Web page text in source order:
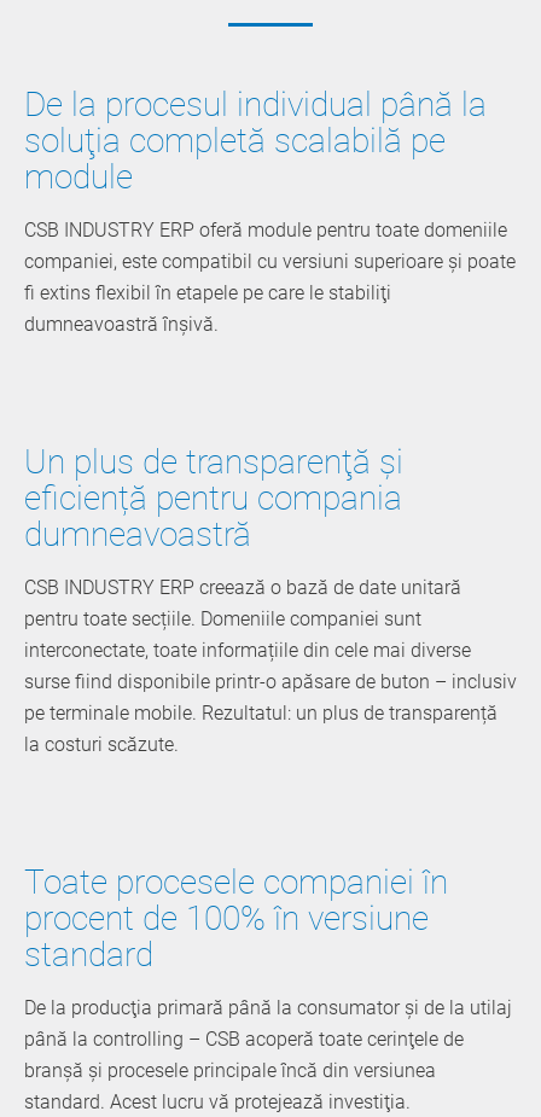
De la procesul individual până la
soluţia completă scalabilă pe
module
CSB INDUSTRY ERP oferă module pentru toate domeniile
companiei, este compatibil cu versiuni superioare şi poate
fi extins flexibil în etapele pe care le stabiliţi
dumneavoastră înşivă.
Un plus de transparenţă și
eficiență pentru compania
dumneavoastră
CSB INDUSTRY ERP creează o bază de date unitară
pentru toate secțiile. Domeniile companiei sunt
interconectate, toate informațiile din cele mai diverse
surse fiind disponibile printr-o apăsare de buton – inclusiv
pe terminale mobile. Rezultatul: un plus de transparență
la costuri scăzute.
Toate procesele companiei în
procent de 100% în versiune
standard
De la producţia primară până la consumator şi de la utilaj
până la controlling – CSB acoperă toate cerinţele de
branşă şi procesele principale încă din versiunea
standard. Acest lucru vă protejează investiţia.